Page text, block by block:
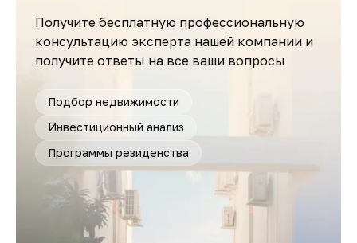
Получите бесплатную профессиональную
консультацию эксперта нашей компании и
получите ответы на все ваши вопросы
Подбор недвижимости
Инвестиционный анализ
Программы резиденства